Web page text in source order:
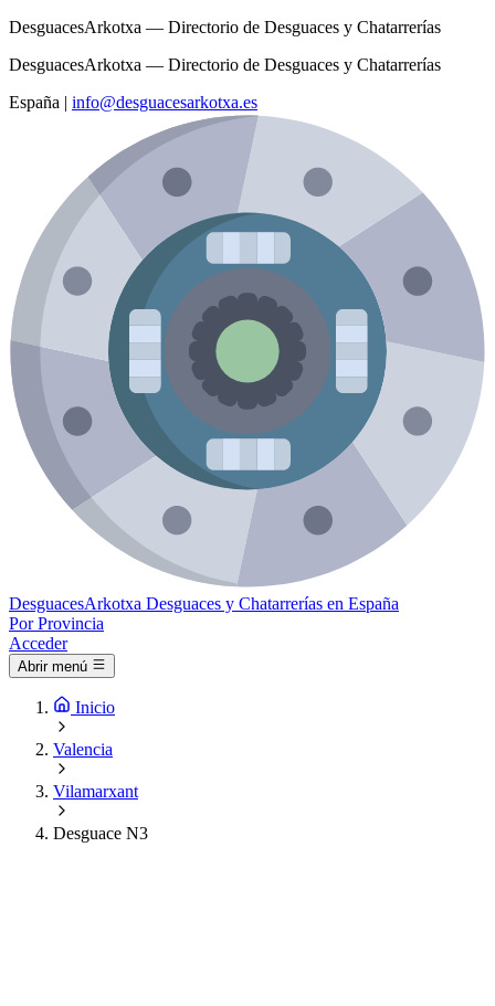
DesguacesArkotxa — Directorio de Desguaces y Chatarrerías
DesguacesArkotxa — Directorio de Desguaces y Chatarrerías
España | info@desguacesarkotxa.es
DesguacesArkotxa Desguaces y Chatarrerías en España
Por Provincia
Acceder
Abrir menú
Inicio
Valencia
Vilamarxant
Desguace N3